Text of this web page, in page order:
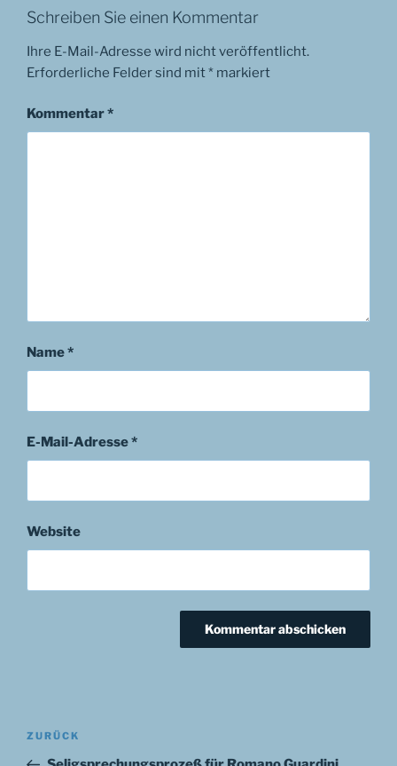
Schreiben Sie einen Kommentar
Ihre E-Mail-Adresse wird nicht veröffentlicht.
Erforderliche Felder sind mit* markiert
Kommentar*
Name*
E-Mail-Adresse*
Website
Beitragsnavigation
Vorheriger
Beitrag
ZURÜCK